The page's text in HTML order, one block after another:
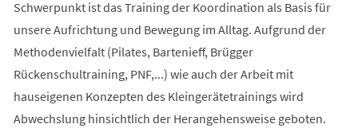
Schwerpunkt ist das Training der Koordination als Basis für
unsere Aufrichtung und Bewegung im Alltag. Aufgrund der
Methodenvielfalt (Pilates, Bartenieff, Brügger
Rückenschultraining, PNF,...) wie auch der Arbeit mit
hauseigenen Konzepten des Kleingerätetrainings wird
Abwechslung hinsichtlich der Herangehensweise geboten.